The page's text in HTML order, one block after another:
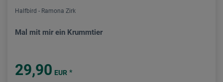
Halfbird - Ramona Zirk
Mal mit mir ein Krummtier
29,90 EUR *